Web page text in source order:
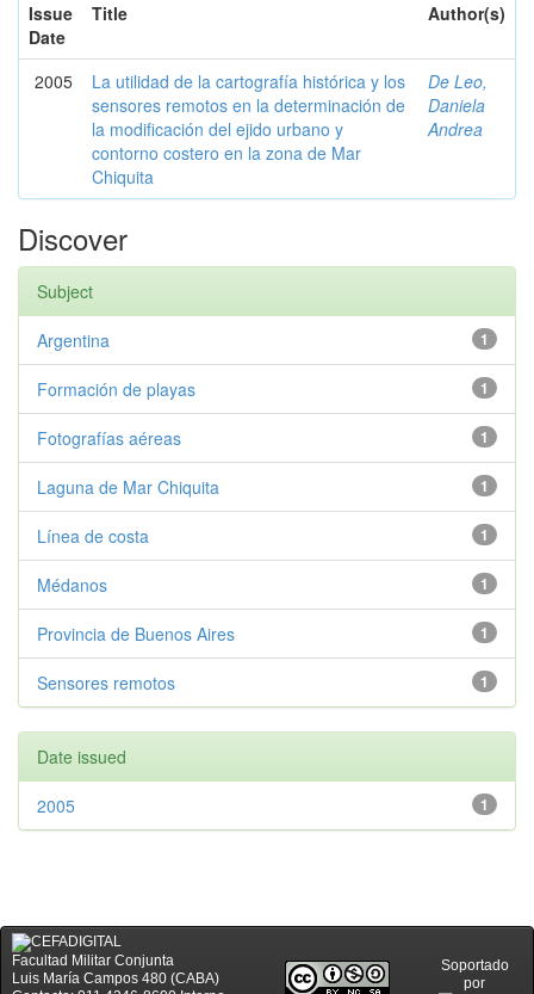
Issue
Date
Title Author(s)
2005
La utilidad de la cartografía histórica y los
sensores remotos en la determinación de
la modificación del ejido urbano y
contorno costero en la zona de Mar
Chiquita
De Leo,
Daniela
Andrea
Discover
Subject
1
Argentina
1
Formación de playas
1
Fotografías aéreas
1
Laguna de Mar Chiquita
1
Línea de costa
1
Médanos
1
Provincia de Buenos Aires
1
Sensores remotos
Date issued
1
2005
Facultad Militar Conjunta
Luis María Campos 480 (CABA)
Soportado
por